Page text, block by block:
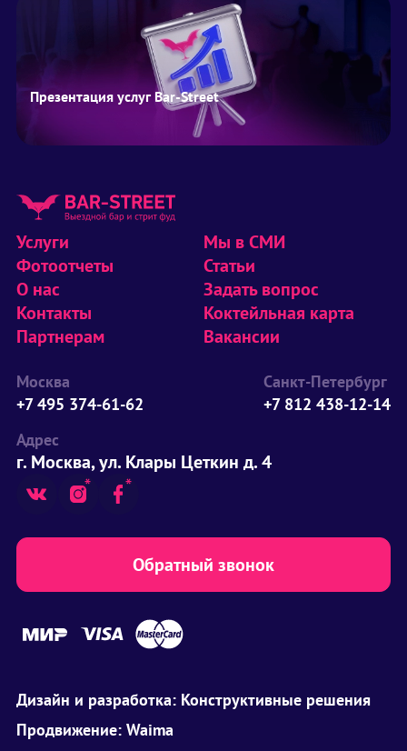
Презентация услуг Bar-Street
Услуги
Фотоотчеты
О нас
Контакты
Партнерам
Мы в СМИ
Статьи
Задать вопрос
Коктейльная карта
Вакансии
Москва
+7 495 374-61-62
Санкт-Петербург
+7 812 438-12-14
Адрес
г. Москва, ул. Клары Цеткин д. 4
Обратный звонок
Дизайн и разработка: Конструктивные решения
Продвижение: Waima